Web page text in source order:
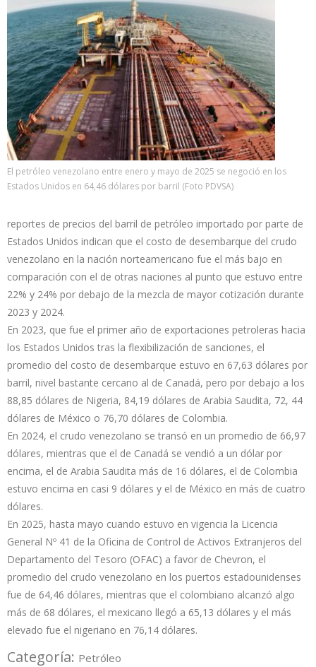
El petróleo venezolano entre enero y mayo de 2025 se negoció en los
Estados Unidos en 64,46 dólares por barril (Foto PDVSA)
reportes de precios del barril de petróleo importado por parte de
Estados Unidos indican que el costo de desembarque del crudo
venezolano en la nación norteamericano fue el más bajo en
comparación con el de otras naciones al punto que estuvo entre
22% y 24% por debajo de la mezcla de mayor cotización durante
2023 y 2024.
En 2023, que fue el primer año de exportaciones petroleras hacia
los Estados Unidos tras la flexibilización de sanciones, el
promedio del costo de desembarque estuvo en 67,63 dólares por
barril, nivel bastante cercano al de Canadá, pero por debajo a los
88,85 dólares de Nigeria, 84,19 dólares de Arabia Saudita, 72, 44
dólares de México o 76,70 dólares de Colombia.
En 2024, el crudo venezolano se transó en un promedio de 66,97
dólares, mientras que el de Canadá se vendió a un dólar por
encima, el de Arabia Saudita más de 16 dólares, el de Colombia
estuvo encima en casi 9 dólares y el de México en más de cuatro
dólares.
En 2025, hasta mayo cuando estuvo en vigencia la Licencia
General Nº 41 de la Oficina de Control de Activos Extranjeros del
Departamento del Tesoro (OFAC) a favor de Chevron, el
promedio del crudo venezolano en los puertos estadounidenses
fue de 64,46 dólares, mientras que el colombiano alcanzó algo
más de 68 dólares, el mexicano llegó a 65,13 dólares y el más
elevado fue el nigeriano en 76,14 dólares.
Categoría: Petróleo